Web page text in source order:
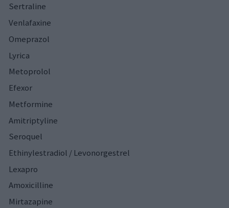
Sertraline
Venlafaxine
Omeprazol
Lyrica
Metoprolol
Efexor
Metformine
Amitriptyline
Seroquel
Ethinylestradiol / Levonorgestrel
Lexapro
Amoxicilline
Mirtazapine